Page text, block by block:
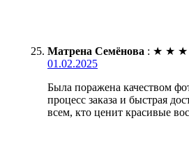
Матрена Семёнова : ★ ★ ★
01.02.2025
Была поражена качеством
процесс заказа и быстрая
всем, кто ценит красивые